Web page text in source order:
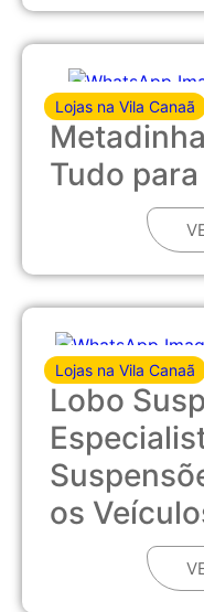
Lojas na Vila Canaã
Tudo
Lojas na Vila Canaã
Lobo
os